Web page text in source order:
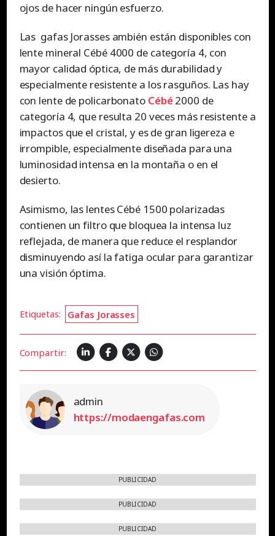
ojos de hacer ningún esfuerzo.
Las gafas Jorasses ambién están disponibles con
lente mineral Cébé 4000 de categoría 4, con
mayor calidad óptica, de más durabilidad y
especialmente resistente a los rasguños. Las hay
con lente de policarbonato Cébé2000 de
categoría 4, que resulta 20 veces más resistente a
impactos que el cristal, y es de gran ligereza e
irrompible, especialmente diseñada para una
luminosidad intensa en la montaña o en el
desierto.
Asimismo, las lentes Cébé 1500 polarizadas
contienen un filtro que bloquea la intensa luz
reflejada, de manera que reduce el resplandor
disminuyendo así la fatiga ocular para garantizar
una visión óptima.
Etiquetas: Gafas Jorasses
Compartir:
admin
https://modaengafas.com
PUBLICIDAD
PUBLICIDAD
PUBLICIDAD